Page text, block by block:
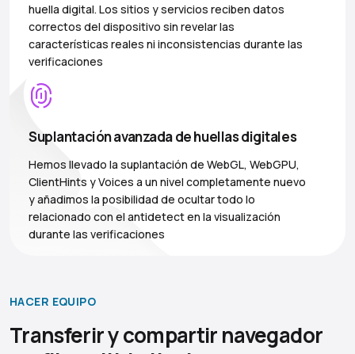
huella digital. Los sitios y servicios reciben datos
correctos del dispositivo sin revelar las
características reales ni inconsistencias durante las
verificaciones
Suplantación avanzada de huellas digitales
Hemos llevado la suplantación de WebGL, WebGPU,
ClientHints y Voices a un nivel completamente nuevo
y añadimos la posibilidad de ocultar todo lo
relacionado con el antidetect en la visualización
durante las verificaciones
HACER EQUIPO
Transferir y compartir navegador